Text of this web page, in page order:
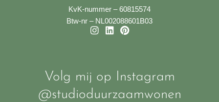
KvK-nummer – 60815574
Btw-nr – NL002088601B03
I
a
g
r
L
e
d
i
P
e
r
e
Volg mij op Instagram
@studioduurzaamwonen